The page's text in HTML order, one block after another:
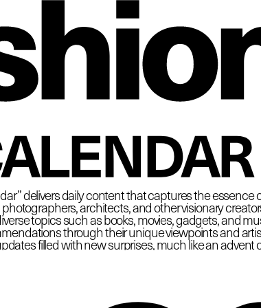
delivers daily content that captures the essence
architects, and other visionary
topics such as books, movies, gadgets, and
through their unique viewpoints and
filled with new surprises, much like an advent